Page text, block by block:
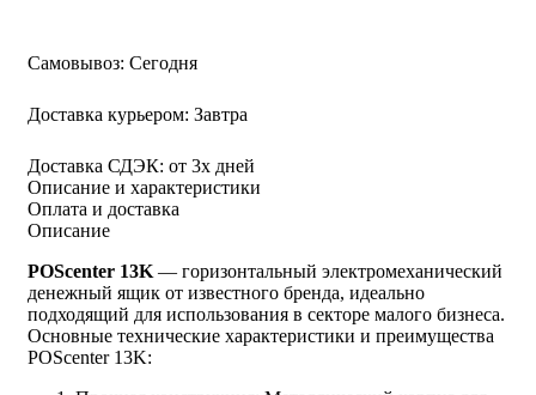
Самовывоз: Сегодня
Доставка курьером: Завтра
Доставка СДЭК: от 3х дней
Описание и характеристики
Оплата и доставка
Описание
POScenter 13K— горизонтальный электромеханический
денежный ящик от известного бренда, идеально
подходящий для использования в секторе малого бизнеса.
Основные технические характеристики и преимущества
POScenter 13K: